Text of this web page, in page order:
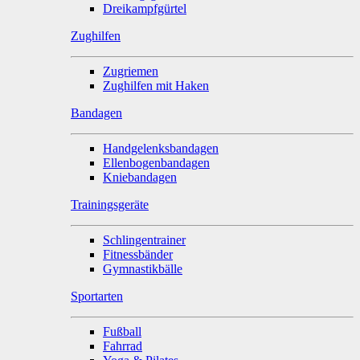
Dreikampfgürtel
Zughilfen
Zugriemen
Zughilfen mit Haken
Bandagen
Handgelenksbandagen
Ellenbogenbandagen
Kniebandagen
Trainingsgeräte
Schlingentrainer
Fitnessbänder
Gymnastikbälle
Sportarten
Fußball
Fahrrad